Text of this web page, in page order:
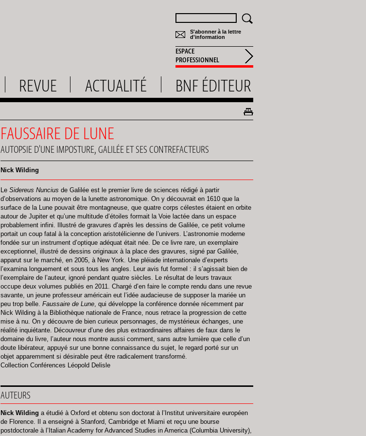
S'abonner à la lettre
d'information
ESPACE
PROFESSIONNEL
REVUE ACTUALITÉ BNF ÉDITEUR
FAUSSAIRE DE LUNE
AUTOPSIE D'UNE IMPOSTURE, GALILÉE ET SES CONTREFACTEURS
Nick Wilding
Le Sidereus Nuncius de Galilée est le premier livre de sciences rédigé à partir
d’observations au moyen de la lunette astronomique. On y découvrait en 1610 que la
surface de la Lune pouvait être montagneuse, que quatre corps célestes étaient en orbite
autour de Jupiter et qu’une multitude d’étoiles formait la Voie lactée dans un espace
probablement infini. Illustré de gravures d’après les dessins de Galilée, ce petit volume
portait un coup fatal à la conception aristotélicienne de l’univers. L’astronomie moderne
fondée sur un instrument d’optique adéquat était née. De ce livre rare, un exemplaire
exceptionnel, illustré de dessins originaux à la place des gravures, signé par Galilée,
apparut sur le marché, en 2005, à New York. Une pléiade internationale d’experts
l’examina longuement et sous tous les angles. Leur avis fut formel : il s’agissait bien de
l’exemplaire de l’auteur, ignoré pendant quatre siècles. Le résultat de leurs travaux
occupe deux volumes publiés en 2011. Chargé d’en faire le compte rendu dans une revue
savante, un jeune professeur américain eut l’idée audacieuse de supposer la mariée un
peu trop belle. Faussaire de Lune, qui développe la conférence donnée récemment par
Nick Wilding à la Bibliothèque nationale de France, nous retrace la progression de cette
mise à nu. On y découvre de bien curieux personnages, de mystérieux échanges, une
réalité inquiétante. Découvreur d’une des plus extraordinaires affaires de faux dans le
domaine du livre, l’auteur nous montre aussi comment, sans autre lumière que celle d’un
doute libérateur, appuyé sur une bonne connaissance du sujet, le regard porté sur un
objet apparemment si désirable peut être radicalement transformé.
Collection Conférences Léopold Delisle
AUTEURS
Nick Wilding a étudié à Oxford et obtenu son doctorat à l’Institut universitaire européen
de Florence. Il a enseigné à Stanford, Cambridge et Miami et reçu une bourse
postdoctorale à l’Italian Academy for Advanced Studies in America (Columbia University),